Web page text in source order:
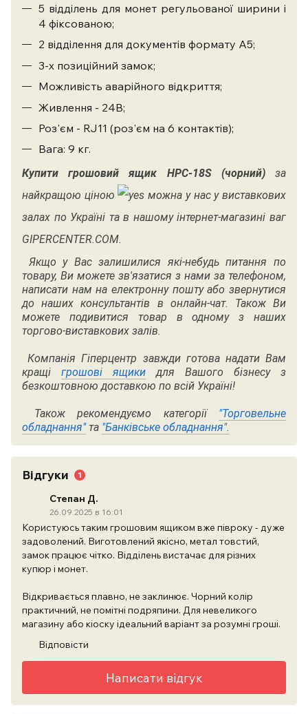
5 відділень для монет регульованої ширини і
4 фіксованою;
2 відділення для документів формату А5;
3-х позиційний замок;
Можливість аварійного відкриття;
Живлення - 24В;
Роз'єм - RJ11 (роз'єм на 6 контактів);
Вага: 9 кг.
Купити грошовий ящик HPC-18S (чорний)за
найкращою ціною
можна у нас у виставкових
залах по Україні та в нашому інтернет-магазині ваг
GIPERCENTER.COM.
Якщо у Вас залишилися які-небудь питання по
товару, Ви можете зв'язатися з нами за телефоном,
написати нам на електронну пошту або звернутися
до наших консультантів в онлайн-чат. Також Ви
можете подивитися товар в одному з наших
торгово-виставкових залів.
Компанія Гіперцентр завжди готова надати Вам
кращі грошові ящики для Вашого бізнесу з
безкоштовною доставкою по всій Україні!
Також рекомендуємо категорії "Торговельне
обладнання"та "Банківське обладнання".
Відгуки 1
Степан Д.
26.09.2025 в 16:01
Користуюсь таким грошовим ящиком вже півроку - дуже
задоволений. Виготовлений якісно, метал товстий,
замок працює чітко. Відділень вистачає для різних
купюр і монет.
Відкривається плавно, не заклинює. Чорний колір
практичний, не помітні подряпини. Для невеликого
магазину або кіоску ідеальний варіант за розумні гроші.
Відповісти
Написати відгук